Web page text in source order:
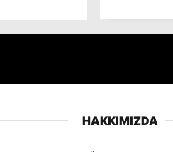
HAKKIMIZDA